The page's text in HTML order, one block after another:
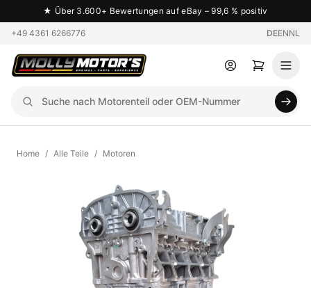
★ Über 3.600+ Bewertungen auf eBay – 99,6 % positiv
+49 4361 6266776 DEENNL
Home / Alle Teile / Motoren